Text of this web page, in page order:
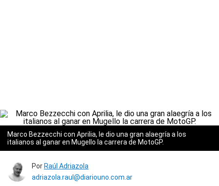
Marco Bezzecchi con Aprilia, le dio una gran alaegría a los
italianos al ganar en Mugello la carrera de MotoGP.
Por Raúl Adriazola
adriazola.raul@diariouno.com.ar